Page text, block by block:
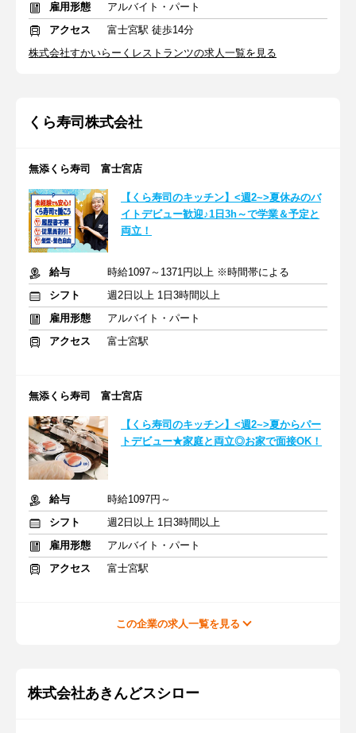
雇用形態
アルバイト・パート
アクセス
富士宮駅 徒歩14分
株式会社すかいらーくレストランツの求人一覧を見る
くら寿司株式会社
無添くら寿司 富士宮店
【くら寿司のキッチン】<週2~>夏休みのバ
イトデビュー歓迎♪1日3h～で学業＆予定と
両立！
給与
時給1097～1371円以上 ※時間帯による
シフト
週2日以上 1日3時間以上
雇用形態
アルバイト・パート
アクセス
富士宮駅
無添くら寿司 富士宮店
【くら寿司のキッチン】<週2~>夏からパー
トデビュー★家庭と両立◎お家で面接OK！
給与
時給1097円～
シフト
週2日以上 1日3時間以上
雇用形態
アルバイト・パート
アクセス
富士宮駅
この企業の求人一覧を見る
株式会社あきんどスシロー